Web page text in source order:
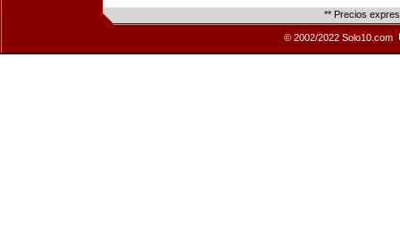
** Precios
© 2002/2022 Solo10.com